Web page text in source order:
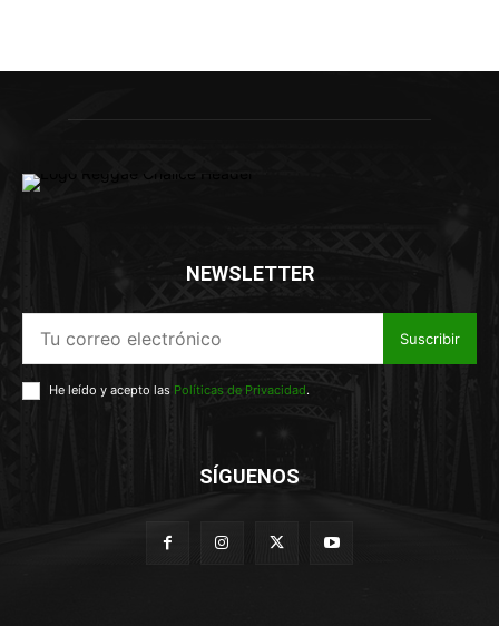
NEWSLETTER
Suscribir
He leído y acepto las Políticas de Privacidad.
SÍGUENOS